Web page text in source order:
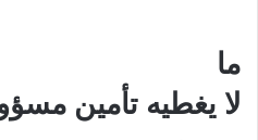
ما
لا يغطيه تأمين